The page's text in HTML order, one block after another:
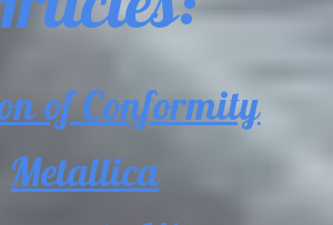
of Conformity
Metallica